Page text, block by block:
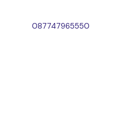
087747965550